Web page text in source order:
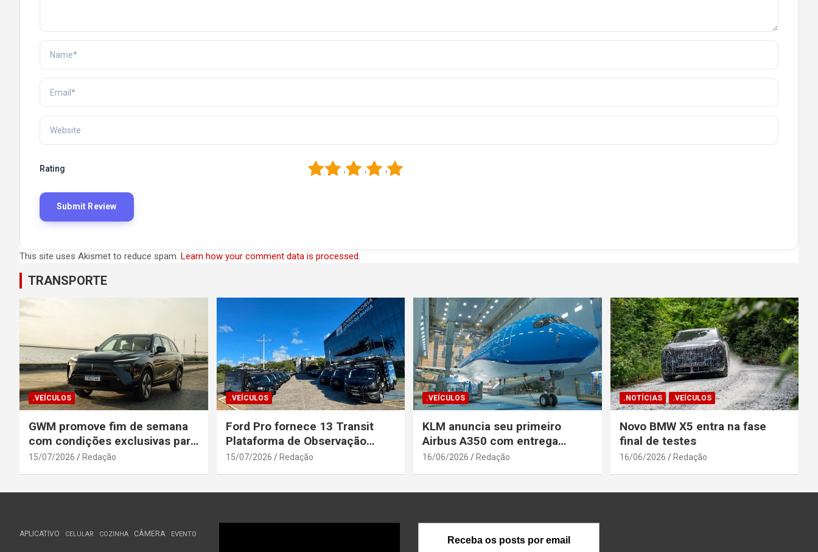
Rating 5
4
3
2
This site uses Akismet to reduce spam. Learn how your comment data is processed.
TRANSPORTE
.VEÍCULOS
GWM promove fim de semana
com condições exclusivas para
o Wey 07
15/07/2026 Redação
.VEÍCULOS
Ford Pro fornece 13 Transit
Plataforma de Observação
Elevada para a Secretaria de
15/07/2026 Redação
.VEÍCULOS
KLM anuncia seu primeiro
Airbus A350 com entrega
prevista até o fim de agosto
16/06/2026 Redação
.NOTÍCIAS .VEÍCULOS
Novo BMW X5 entra na fase
final de testes
16/06/2026 Redação
APLICATIVO CELULAR COZINHA CÂMERA EVENTO
Receba os posts por email